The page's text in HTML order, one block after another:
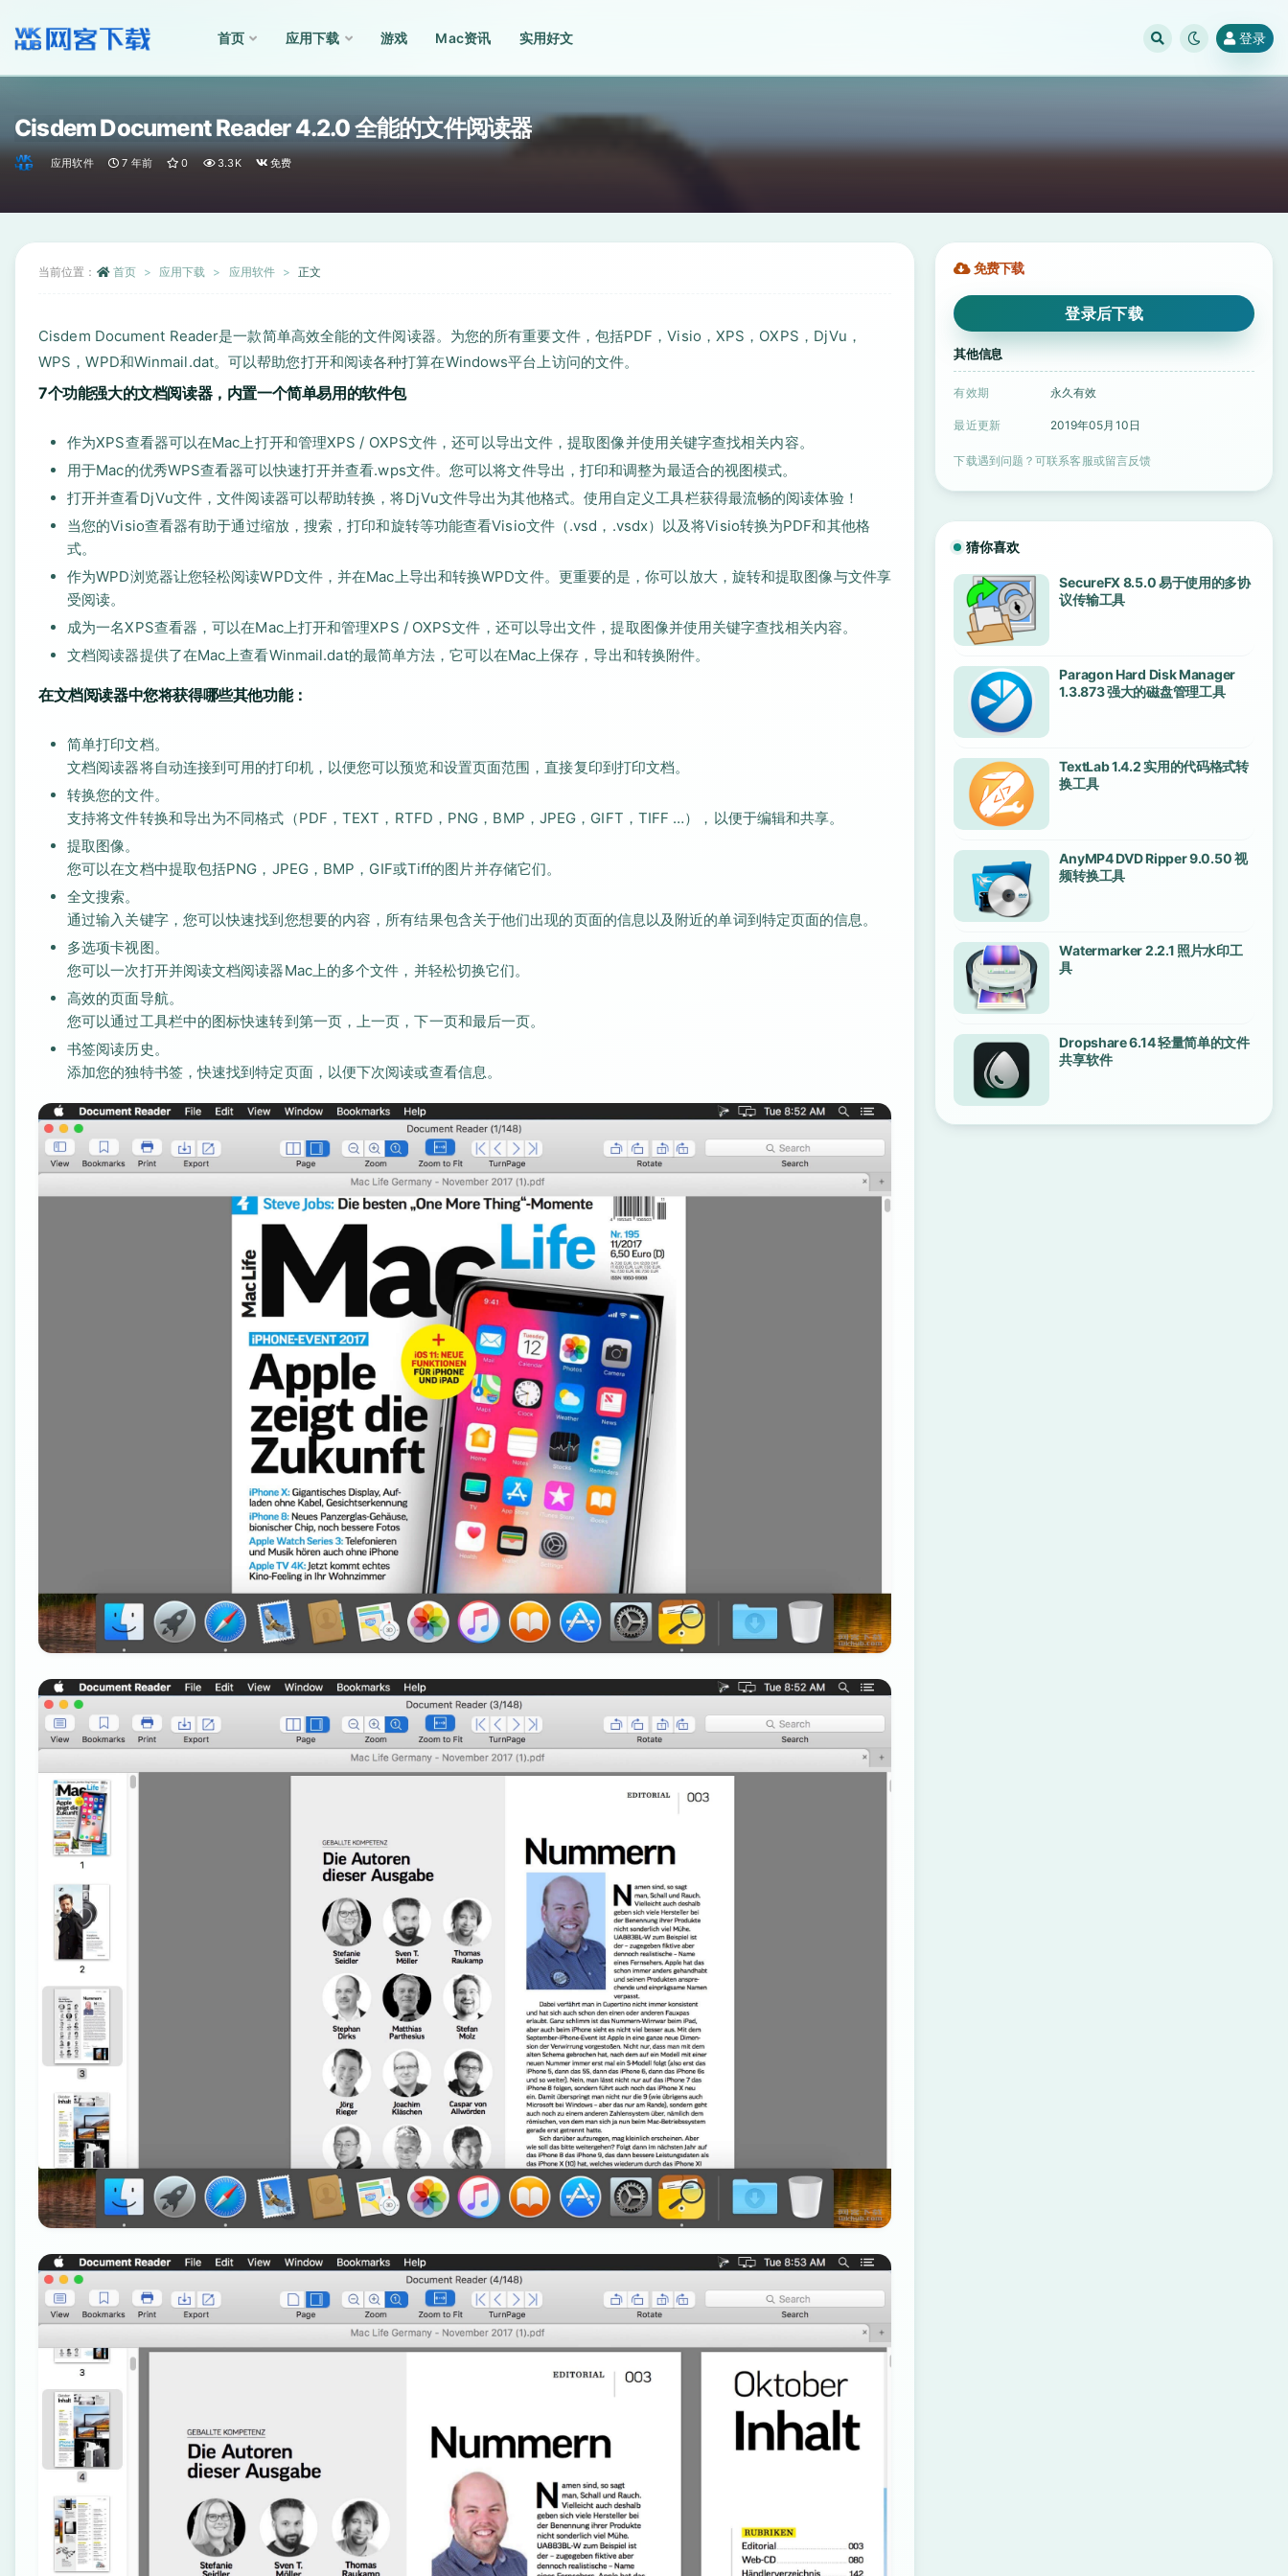
首页 应用下载 游戏 Mac资讯 实用好文 登录
Cisdem Document Reader 4.2.0 全能的文件阅读器
应用软件 7 年前 0 3.3K 免费
当前位置： 首页 应用下载 应用软件 正文
Cisdem Document Reader是一款简单高效全能的文件阅读器。为您的所有重要文件，包括PDF，Visio，XPS，OXPS，DjVu，
WPS，WPD和Winmail.dat。可以帮助您打开和阅读各种打算在Windows平台上访问的文件。
7个功能强大的文档阅读器，内置一个简单易用的软件包
作为XPS查看器可以在Mac上打开和管理XPS / OXPS文件，还可以导出文件，提取图像并使用关键字查找相关内容。
用于Mac的优秀WPS查看器可以快速打开并查看.wps文件。您可以将文件导出，打印和调整为最适合的视图模式。
打开并查看DjVu文件，文件阅读器可以帮助转换，将DjVu文件导出为其他格式。使用自定义工具栏获得最流畅的阅读体验！
当您的Visio查看器有助于通过缩放，搜索，打印和旋转等功能查看Visio文件（.vsd，.vsdx）以及将Visio转换为PDF和其他格
式。
作为WPD浏览器让您轻松阅读WPD文件，并在Mac上导出和转换WPD文件。更重要的是，你可以放大，旋转和提取图像与文件享
受阅读。
成为一名XPS查看器，可以在Mac上打开和管理XPS / OXPS文件，还可以导出文件，提取图像并使用关键字查找相关内容。
文档阅读器提供了在Mac上查看Winmail.dat的最简单方法，它可以在Mac上保存，导出和转换附件。
在文档阅读器中您将获得哪些其他功能：
简单打印文档。
文档阅读器将自动连接到可用的打印机，以便您可以预览和设置页面范围，直接复印到打印文档。
转换您的文件。
支持将文件转换和导出为不同格式（PDF，TEXT，RTFD，PNG，BMP，JPEG，GIFT，TIFF …），以便于编辑和共享。
提取图像。
您可以在文档中提取包括PNG，JPEG，BMP，GIF或Tiff的图片并存储它们。
全文搜索。
通过输入关键字，您可以快速找到您想要的内容，所有结果包含关于他们出现的页面的信息以及附近的单词到特定页面的信息。
多选项卡视图。
您可以一次打开并阅读文档阅读器Mac上的多个文件，并轻松切换它们。
高效的页面导航。
您可以通过工具栏中的图标快速转到第一页，上一页，下一页和最后一页。
书签阅读历史。
添加您的独特书签，快速找到特定页面，以便下次阅读或查看信息。
免费下载
登录后下载
其他信息
有效期 永久有效
最近更新 2019年05月10日
下载遇到问题？可联系客服或留言反馈
猜你喜欢
SecureFX 8.5.0 易于使用的多协
议传输工具
Paragon Hard Disk Manager
1.3.873 强大的磁盘管理工具
TextLab 1.4.2 实用的代码格式转
换工具
AnyMP4 DVD Ripper 9.0.50 视
频转换工具
Watermarker 2.2.1 照片水印工
具
Dropshare 6.14 轻量简单的文件
共享软件